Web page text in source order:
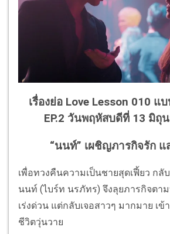
เรื่องย่อ Love Lesson 010 แ
EP.2 วันพฤหัสบดีที่ 13 มิถุ
“นนท์” เผชิญภารกิจรัก
เพื่อทวงคืนความเป็นชายสุดเฟี้ยว กลั
นนท์ (ไบร์ท นรภัทร) จึงลุยภารกิจตา
เร่งด่วน แต่กลับเจอสาวๆ มากมาย เ
ชีวิตวุ่นวาย